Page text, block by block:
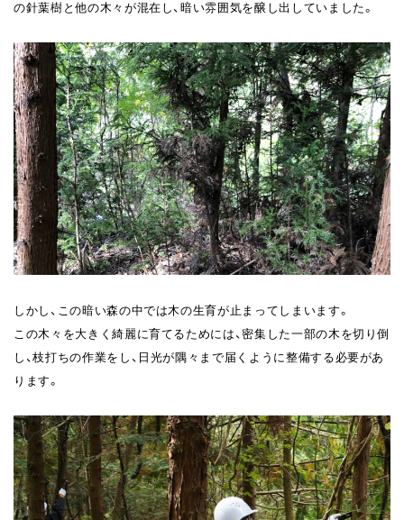
の針葉樹と他の木々が混在し、暗い雰囲気を醸し出していました。
しかし、この暗い森の中では木の生育が止まってしまいます。
この木々を大きく綺麗に育てるためには、密集した一部の木を切り倒
し、枝打ちの作業をし、日光が隅々まで届くように整備する必要があ
ります。